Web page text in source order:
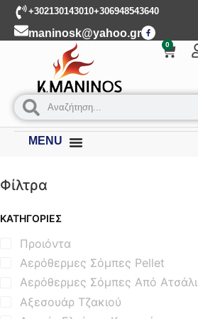
+302130143010+306948543640
maninosk@yahoo.gr
0
MENU
Φίλτρα
ΚΑΤΗΓΟΡΊΕΣ
Προιόντα
Αερόθερμες Σόμπες Pellet
Αερόθερμες Σόμπες Από Ατσάλι
Αξεσουάρ Τζακιού